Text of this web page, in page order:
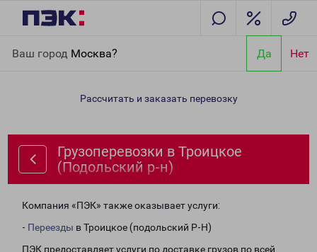
Ваш город Москва? Да Нет
(Подольский р-н)
Рассчитать и заказать перевозку
Грузоперевозки в Троицкое
(Подольский р-н)
Компания «ПЭК» также оказывает услуги:
- Переезды в Троицкое (подольский Р-Н)
ПЭК предоставляет услуги по доставке грузов по всей